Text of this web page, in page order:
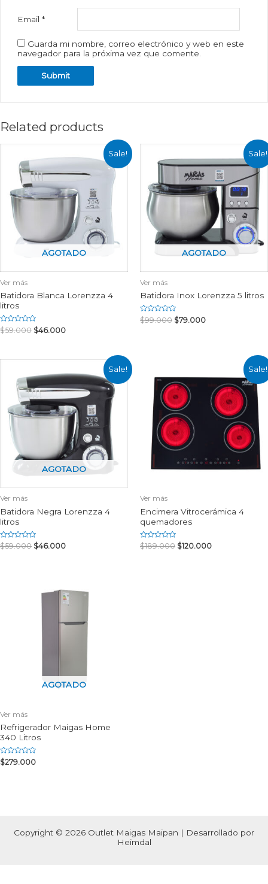
Email*
Guarda mi nombre, correo electrónico y web en este
navegador para la próxima vez que comente.
Related products
Sale!
AGOTADO
Ver más
Batidora Blanca Lorenzza 4
litros
Rated
0
$59.000 $46.000
Sale!
AGOTADO
Ver más
Batidora Inox Lorenzza 5 litros
Rated
0
$99.000 $79.000
Sale!
AGOTADO
Ver más
Batidora Negra Lorenzza 4
litros
Rated
0
$59.000 $46.000
Sale!
Ver más
Encimera Vitrocerámica 4
quemadores
Rated
0
$189.000 $120.000
AGOTADO
Ver más
Refrigerador Maigas Home
340 Litros
Rated
0
$279.000
Copyright © 2026 Outlet Maigas Maipan | Desarrollado por
Heimdal